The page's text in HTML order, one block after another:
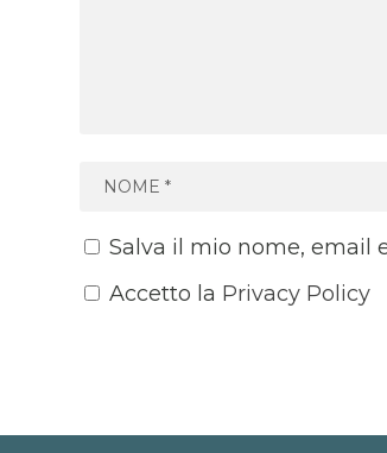
Salva il mio nome, email
Accetto la Privacy Policy